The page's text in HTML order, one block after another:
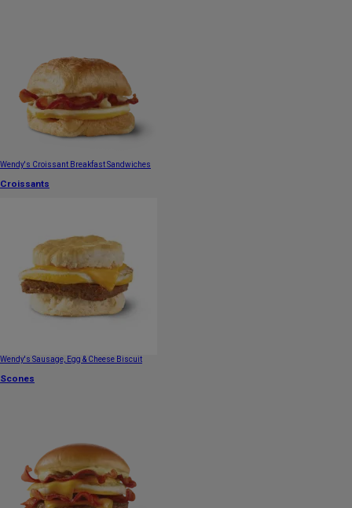
Wendy's Croissant Breakfast Sandwiches
Croissants
Wendy's Sausage, Egg & Cheese Biscuit
Scones